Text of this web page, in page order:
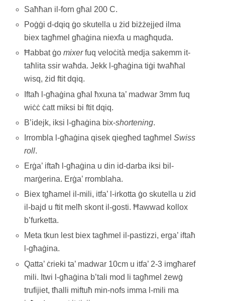
Saħħan il-forn għal 200 C.
Poġġi d-dqiq ġo skutella u żid biżżejjed ilma
biex tagħmel għaġina niexfa u magħquda.
Ħabbat ġomixerfuq veloċità medja sakemm it-
taħlita ssir waħda. Jekk l-għaġina tiġi twaħħal
wisq, żid ftit dqiq.
Iftaħ l-għaġina għal ħxuna ta’ madwar 3mm fuq
wiċċ ċatt miksi bi ftit dqiq.
B’idejk, iksi l-għaġina bix-shortening.
Irrombla l-għaġina qisek qiegħed tagħmelSwiss
roll.
Erġa’ iftaħ l-għaġina u din id-darba iksi bil-
marġerina. Erġa’ rromblaha.
Biex tgħamel il-mili, itfa’ l-irkotta ġo skutella u żid
il-bajd u ftit melħ skont il-gosti. Ħawwad kollox
b’furketta.
Meta tkun lest biex tagħmel il-pastizzi, erga’ iftaħ
l-għaġina.
Qatta’ ċrieki ta’ madwar 10cm u itfa’ 2-3 imgħaref
mili. Itwi l-għaġina b’tali mod li tagħmel żewġ
trufijiet, tħalli miftuħ min-nofs imma l-mili ma